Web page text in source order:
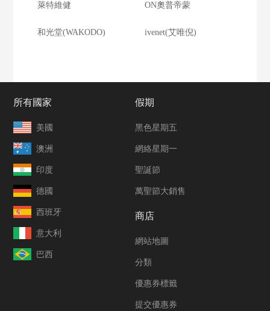
萊特維健 ON奧普帝蒙
和光堂(WAKODO) ivenet(艾唯倪)
所有國家
美國
澳洲
印度
德國
西班牙
意大利
巴西
假期
黑色星期五
網絡星期一
聖誕節
萬聖節大銷售
商店
網站地圖
分類
優惠券標籤
提交優惠券